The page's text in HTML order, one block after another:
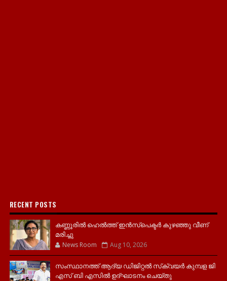
RECENT POSTS
കണ്ണൂരിൽ ഹെൽത്ത്‌ ഇൻസ്‌പെക്ടർ കുഴഞ്ഞു വീണ്
മരിച്ചു
News Room Aug 10, 2026
സംസ്ഥാനത്ത് ആദ്യ ഡിജിറ്റല്‍ സ്‌ക്വയര്‍ കുമ്പള ജി
എസ് ബി എസില്‍ ഉദ്ഘാടനം ചെയ്തു